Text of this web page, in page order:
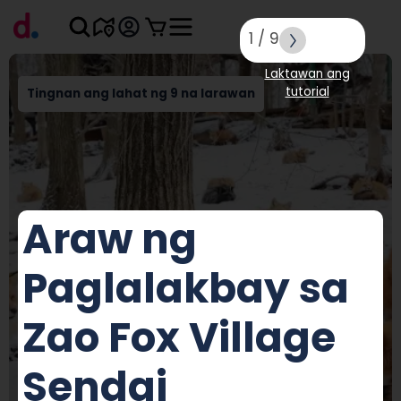
Tingnan ang lahat ng 9 na larawan
Araw ng
Paglalakbay sa
Zao Fox Village
Sendai
1 / 9
Laktawan ang
tutorial